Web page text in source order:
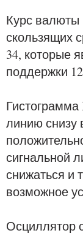
Курс
скользящих
34, которые
поддержки
линию снизу
сигнальной
снижаться и
возможное
Осциллятор